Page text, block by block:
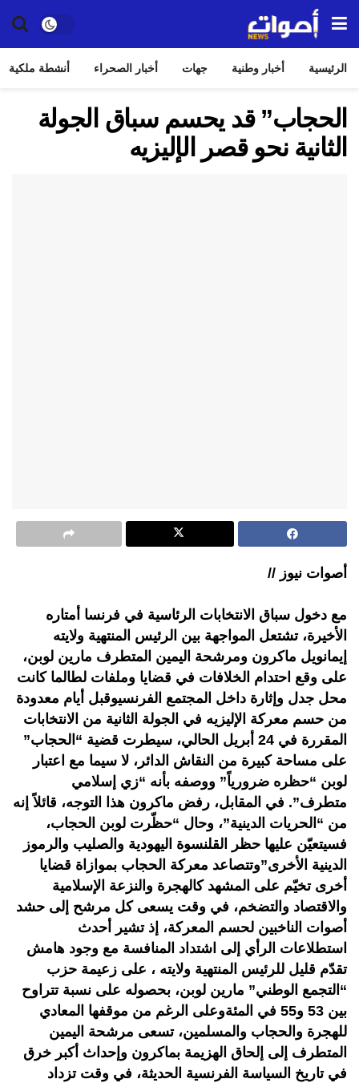
الرئيسية أخبار وطنية جهات أخبار الصحراء أنشطة ملكية
الحجاب” قد يحسم سباق الجولة
الثانية نحو قصر الإليزيه
أصوات نيوز //
مع دخول سباق الانتخابات الرئاسية في فرنسا أمتاره
الأخيرة، تشتعل المواجهة بين الرئيس المنتهية ولايته
إيمانويل ماكرون ومرشحة اليمين المتطرف مارين لوبن،
على وقع احتدام الخلافات في قضايا وملفات لطالما كانت
محل جدل وإثارة داخل المجتمع الفرنسيوقبل أيام معدودة
من حسم معركة الإليزيه في الجولة الثانية من الانتخابات
المقررة في 24 أبريل الحالي، سيطرت قضية “الحجاب”
على مساحة كبيرة من النقاش الدائر، لا سيما مع اعتبار
لوبن “حظره ضرورياً” ووصفه بأنه “زي إسلامي
متطرف”. في المقابل، رفض ماكرون هذا التوجه، قائلاً إنه
من “الحريات الدينية”، وحال “حظّرت لوبن الحجاب،
فسيتعيّن عليها حظر القلنسوة اليهودية والصليب والرموز
الدينية الأخرى”وتتصاعد معركة الحجاب بموازاة قضايا
أخرى تخيّم على المشهد كالهجرة والنزعة الإسلامية
والاقتصاد والتضخم، في وقت يسعى كل مرشح إلى حشد
أصوات الناخبين لحسم المعركة، إذ تشير أحدث
استطلاعات الرأي إلى اشتداد المنافسة مع وجود هامش
تقدّم قليل للرئيس المنتهية ولايته ، على زعيمة حزب
“التجمع الوطني” مارين لوبن، بحصوله على نسبة تتراوح
بين 53 و55 في المئةوعلى الرغم من موقفها المعادي
للهجرة والحجاب والمسلمين، تسعى مرشحة اليمين
المتطرف إلى إلحاق الهزيمة بماكرون وإحداث أكبر خرق
في تاريخ السياسة الفرنسية الحديثة، في وقت تزداد